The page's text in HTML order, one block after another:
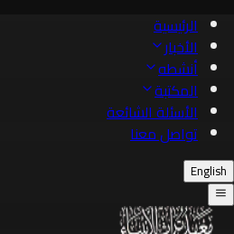
الرئيسية
الأخبار
أنشطه
المكتبة
الأسئلة الشائعة
تواصل معنا
English